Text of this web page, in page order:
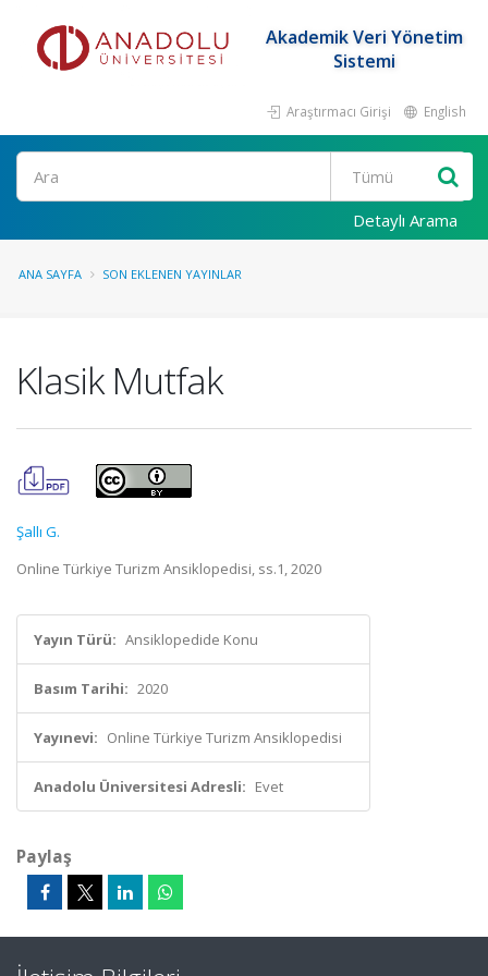
Akademik Veri Yönetim
Sistemi
Araştırmacı Girişi English
Ara
Detaylı Arama
ANA SAYFA SON EKLENEN YAYINLAR
Klasik Mutfak
Şallı G.
Online Türkiye Turizm Ansiklopedisi, ss.1, 2020
Yayın Türü: Ansiklopedide Konu
Basım Tarihi: 2020
Yayınevi: Online Türkiye Turizm Ansiklopedisi
Anadolu Üniversitesi Adresli: Evet
Paylaş